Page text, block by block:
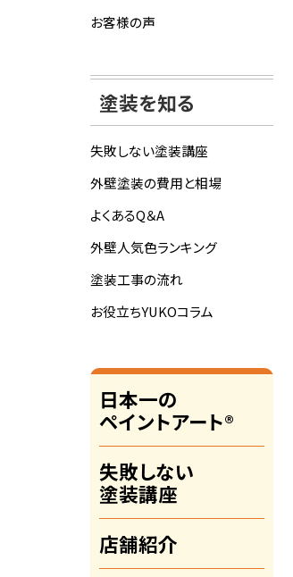
お客様の声
塗装を知る
失敗しない塗装講座
外壁塗装の費用と相場
よくあるQ＆A
外壁人気色ランキング
塗装工事の流れ
お役立ちYUKOコラム
日本一の
ペイントアート®
失敗しない
塗装講座
店舗紹介